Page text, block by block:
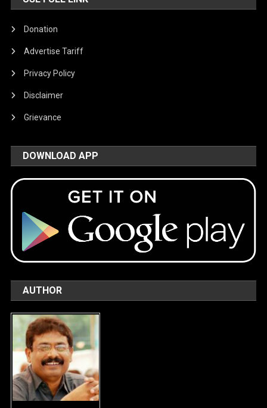
Donation
Advertise Tariff
Privacy Policy
Disclaimer
Grievance
DOWNLOAD APP
AUTHOR